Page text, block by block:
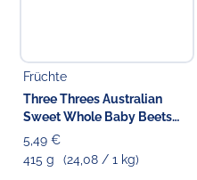
Früchte
Three Threes Australian
Sweet Whole Baby Beets
Beetroot
5,49 €
415 g
(24,08 / 1 kg)